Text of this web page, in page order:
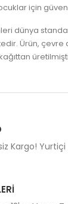
için
dünya
Ürün, çevre
Kargo!